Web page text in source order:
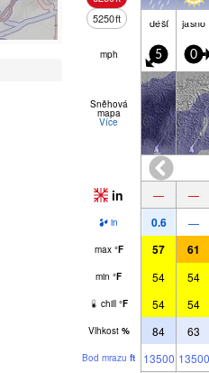
5250ft déšť jasno
mph 5 0
Sněhová
mapa
Více
in — —
in 0.6 —
max °F 57 61
min °F 54 54
chill °F 54 54
Vlhkost % 84 63
Bod mrazu ft 13500 13500